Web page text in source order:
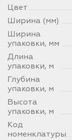
Цвет
Ширина (мм)
Ширина
упаковки, мм
Длина
упаковки, м
Глубина
упаковки, м
Высота
упаковки, м
Код
номенклатуры